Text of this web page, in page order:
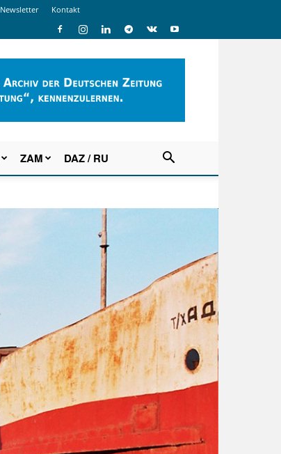
Newsletter Kontakt
ZAM DAZ / RU